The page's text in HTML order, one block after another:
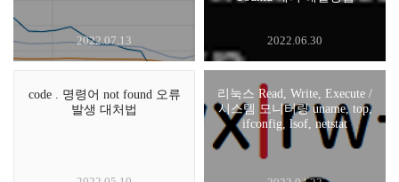
2022.07.13 2022.06.30
code . 명령어 not found 오류
발생 대처법
리눅스 Read, Write, Execute /
시스템 모니터링 uname, top,
ifconfig, lsof, netstat